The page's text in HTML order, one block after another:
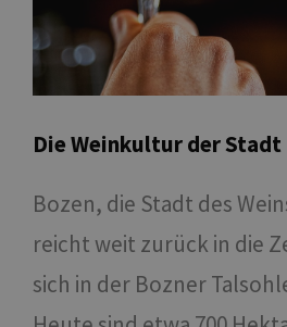
Die Weinkultur der Stadt
Bozen, die Stadt des
reicht weit zurück in die
sich in der Bozner